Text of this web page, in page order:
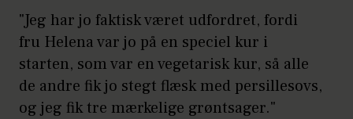
"Jeg har jo faktisk været udfordret, fordi
fru Helena var jo på en speciel kur i
starten, som var en vegetarisk kur, så alle
de andre fik jo stegt flæsk med persillesovs,
og jeg fik tre mærkelige grøntsager."